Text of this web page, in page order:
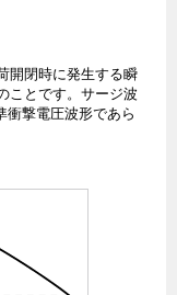
開閉時に発生する瞬
ことです。サージ波
衝撃電圧波形であら